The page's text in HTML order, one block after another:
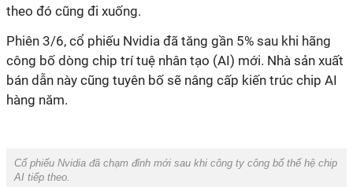
theo đó cũng đi xuống.
Phiên 3/6, cổ phiếu Nvidia đã tăng gần 5% sau khi hãng
công bố dòng chip trí tuệ nhân tạo (AI) mới. Nhà sản xuất
bán dẫn này cũng tuyên bố sẽ nâng cấp kiến trúc chip AI
hàng năm.
Cổ phiếu Nvidia đã chạm đỉnh mới sau khi công ty công bố thế hệ chip
AI tiếp theo.